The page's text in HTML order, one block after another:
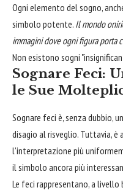
Ogni elemento del sogno,
simbolo potente. Il mondo
immagini dove ogni figura porta
Non esistono sogni
Sognare Feci:
le Sue
Sognare feci è, senza dubbio,
disagio al risveglio. Tuttavia, è
l'interpretazione più
il simbolo ancora più
Le feci rappresentano, a